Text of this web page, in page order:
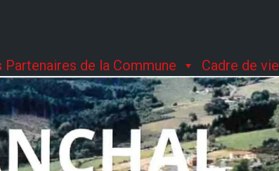
de la Commune Cadre de vie